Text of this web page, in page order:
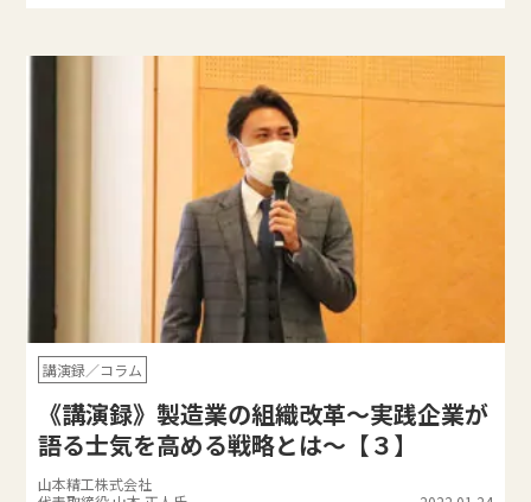
講演録／コラム
《講演録》製造業の組織改革～実践企業が
語る士気を高める戦略とは～【３】
山本精工株式会社